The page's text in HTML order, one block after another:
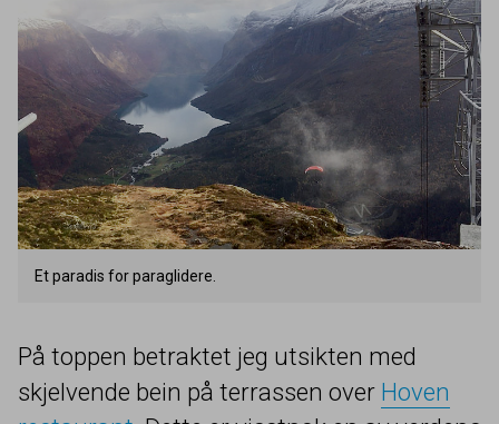
Et paradis for paraglidere.
På toppen betraktet jeg utsikten med
skjelvende bein på terrassen over Hoven